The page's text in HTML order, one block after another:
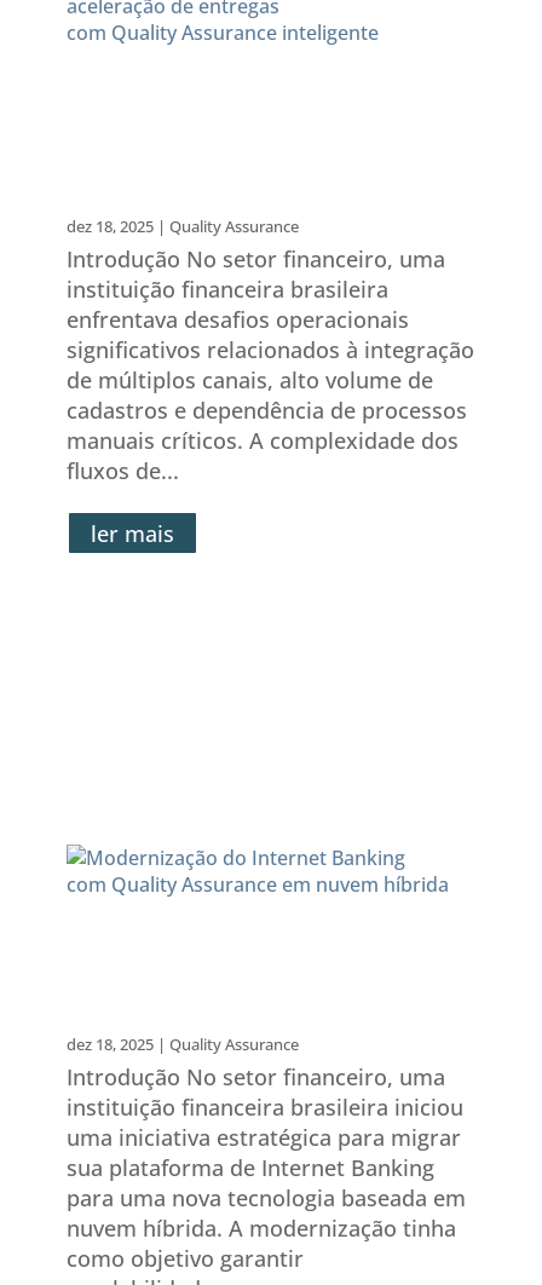
dez 18, 2025| Quality Assurance
Introdução No setor financeiro, uma
instituição financeira brasileira
enfrentava desafios operacionais
significativos relacionados à integração
de múltiplos canais, alto volume de
cadastros e dependência de processos
manuais críticos. A complexidade dos
fluxos de...
ler mais
dez 18, 2025| Quality Assurance
Introdução No setor financeiro, uma
instituição financeira brasileira iniciou
uma iniciativa estratégica para migrar
sua plataforma de Internet Banking
para uma nova tecnologia baseada em
nuvem híbrida. A modernização tinha
como objetivo garantir